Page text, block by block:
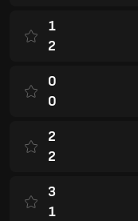
1
2
0
0
2
2
3
1